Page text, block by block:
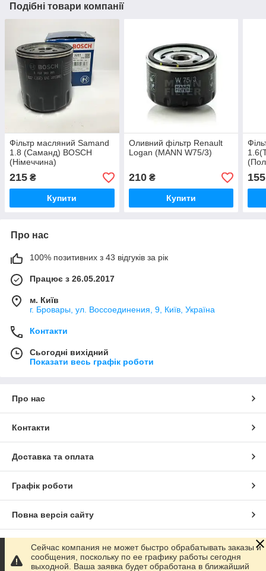
Подібні товари компанії
Фільтр масляний Samand
1.8 (Саманд) BOSCH
(Німеччина)
215 ₴
Купити
Оливний фільтр Renault
Logan (MANN W75/3)
210₴
Купити
155
Про нас
100% позитивних з 43 відгуків за рік
Працює з 26.05.2017
м. Київ
г. Бровары, ул. Воссоединения, 9, Київ, Україна
Контакти
Сьогодні вихідний
Показати весь графік роботи
Про нас
Контакти
Доставка та оплата
Графік роботи
Повна версія сайту
Сайт створено на маркетплейсі Prom.ua
Сейчас компания не может быстро обрабатывать заказы и
сообщения, поскольку по ее графику работы сегодня
выходной. Ваша заявка будет обработана в ближайший